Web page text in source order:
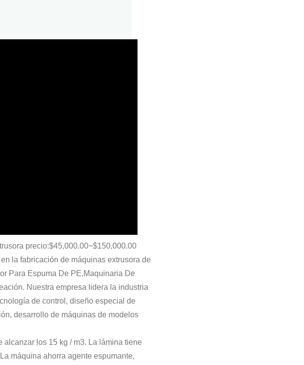
precio:$45,000.00~$150,000.00
la fabricación de máquinas extrusora de
Para Espuma De PE,Maquinaria De
Nuestra empresa lidera la industria
de control, diseño especial de
desarrollo de máquinas de modelos
los 15 kg / m3. La lámina tiene
máquina ahorra agente espumante,